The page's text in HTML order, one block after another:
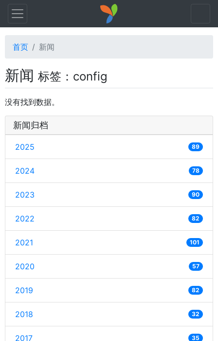
首页 新闻
新闻 标签：config
没有找到数据。
新闻归档
2025 89
2024 78
2023 90
2022 82
2021 101
2020 57
2019 82
2018 32
2017 35